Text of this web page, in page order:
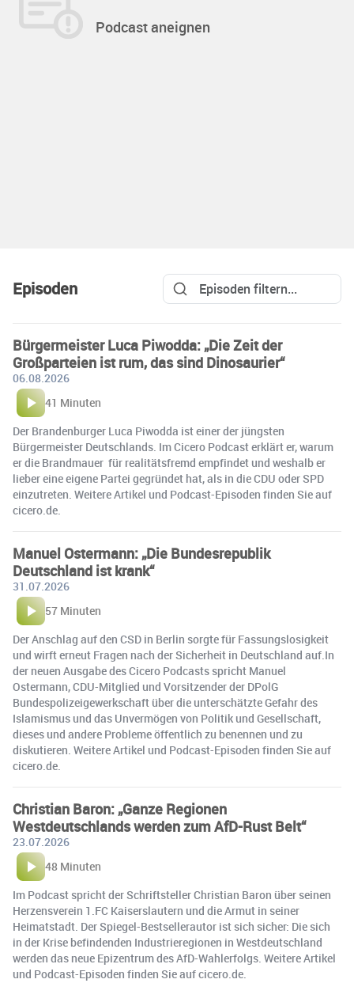
Podcast aneignen
Episoden
Bürgermeister Luca Piwodda: „Die Zeit der
Großparteien ist rum, das sind Dinosaurier“
06.08.2026
41 Minuten
Der Brandenburger Luca Piwodda ist einer der jüngsten
Bürgermeister Deutschlands. Im Cicero Podcast erklärt er, warum
er die Brandmauer für realitätsfremd empfindet und weshalb er
lieber eine eigene Partei gegründet hat, als in die CDU oder SPD
einzutreten. Weitere Artikel und Podcast-Episoden finden Sie auf
cicero.de.
Manuel Ostermann: „Die Bundesrepublik
Deutschland ist krank“
31.07.2026
57 Minuten
Der Anschlag auf den CSD in Berlin sorgte für Fassungslosigkeit
und wirft erneut Fragen nach der Sicherheit in Deutschland auf.In
der neuen Ausgabe des Cicero Podcasts spricht Manuel
Ostermann, CDU-Mitglied und Vorsitzender der DPolG
Bundespolizeigewerkschaft über die unterschätzte Gefahr des
Islamismus und das Unvermögen von Politik und Gesellschaft,
dieses und andere Probleme öffentlich zu benennen und zu
diskutieren. Weitere Artikel und Podcast-Episoden finden Sie auf
cicero.de.
Christian Baron: „Ganze Regionen
Westdeutschlands werden zum AfD-Rust Belt“
23.07.2026
48 Minuten
Im Podcast spricht der Schriftsteller Christian Baron über seinen
Herzensverein 1.FC Kaiserslautern und die Armut in seiner
Heimatstadt. Der Spiegel-Bestsellerautor ist sich sicher: Die sich
in der Krise befindenden Industrieregionen in Westdeutschland
werden das neue Epizentrum des AfD-Wahlerfolgs. Weitere Artikel
und Podcast-Episoden finden Sie auf cicero.de.